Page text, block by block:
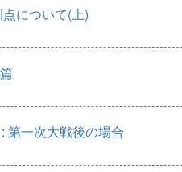
について(上)
第一次大戦後の場合